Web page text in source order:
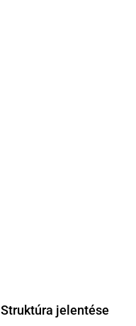
Struktúra jelentése